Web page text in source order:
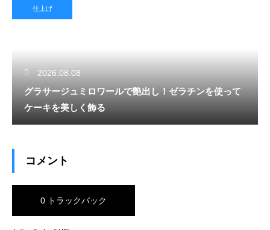
仕上げ
2026.08.08
グラサージュミロワールで艶出し！ゼラチンを使って
ケーキを美しく飾る
コメント
0 トラックバック